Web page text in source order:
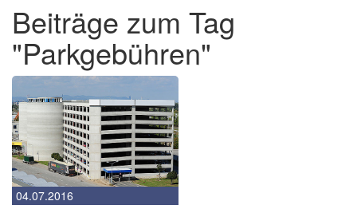
Beiträge zum Tag
"Parkgebühren"
04.07.2016